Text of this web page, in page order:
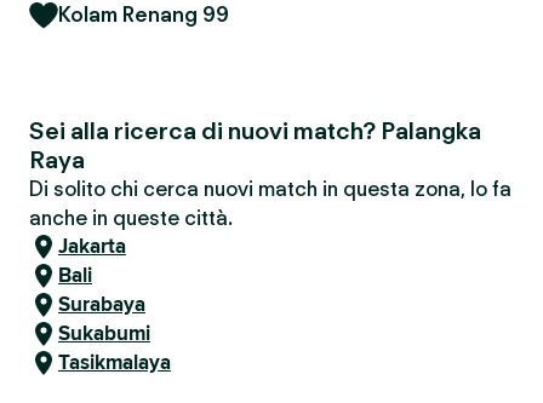
Kolam Renang 99
Sei alla ricerca di nuovi match? Palangka
Raya
Di solito chi cerca nuovi match in questa zona, lo fa
anche in queste città.
Jakarta
Bali
Surabaya
Sukabumi
Tasikmalaya